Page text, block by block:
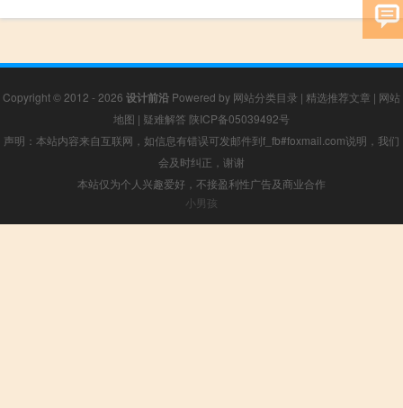
Copyright © 2012 - 2026 设计前沿 Powered by 网站分类目录 | 精选推荐文章 | 网站
地图 | 疑难解答 陕ICP备05039492号
声明：本站内容来自互联网，如信息有错误可发邮件到f_fb#foxmail.com说明，我们
会及时纠正，谢谢
本站仅为个人兴趣爱好，不接盈利性广告及商业合作
小男孩